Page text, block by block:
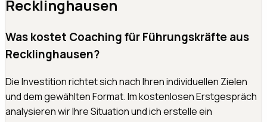
Recklinghausen
Was kostet Coaching für Führungskräfte aus
Recklinghausen?
Die Investition richtet sich nach Ihren individuellen Zielen
und dem gewählten Format. Im kostenlosen Erstgespräch
analysieren wir Ihre Situation und ich erstelle ein